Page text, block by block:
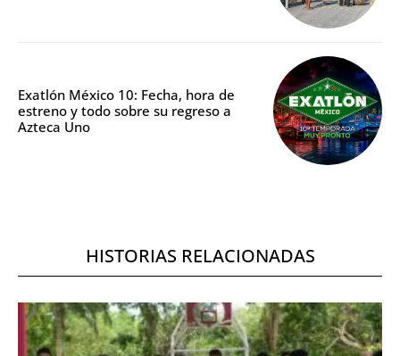
Exatlón México 10: Fecha, hora de
estreno y todo sobre su regreso a
Azteca Uno
HISTORIAS RELACIONADAS